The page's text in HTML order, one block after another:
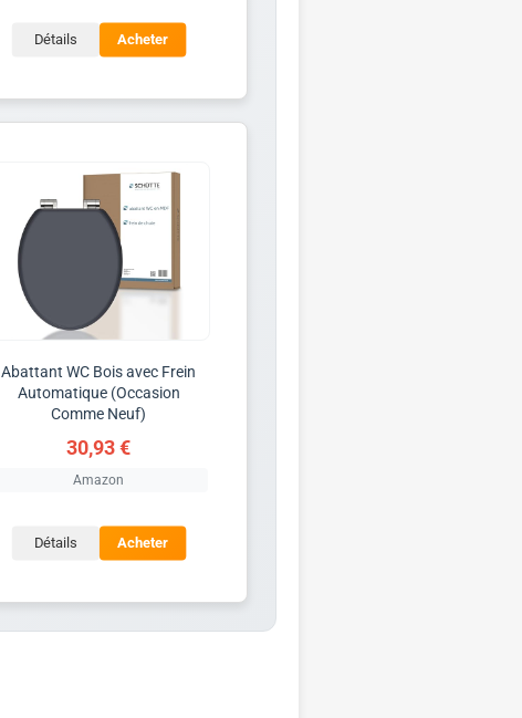
Détails Acheter
Abattant WC Bois avec Frein
Automatique (Occasion
Comme Neuf)
30,93 €
Amazon
Détails Acheter